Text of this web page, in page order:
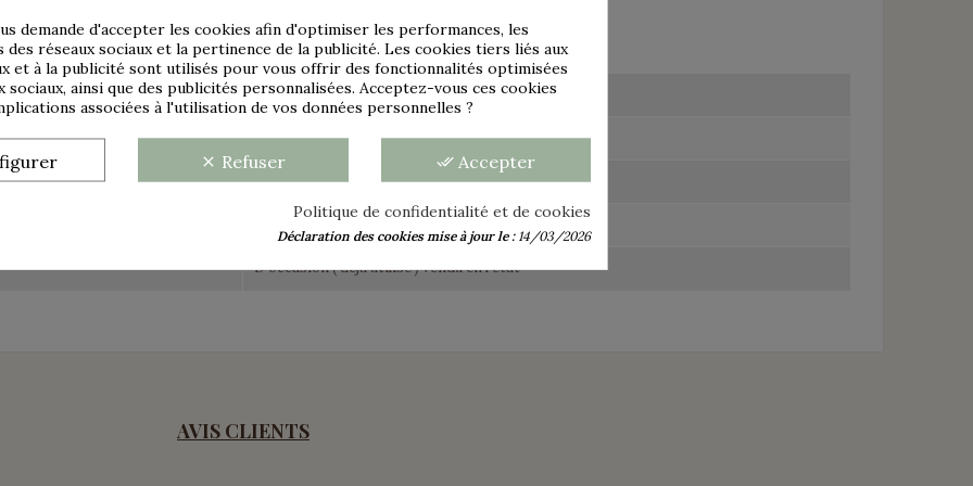
Faïence
25,5 cm
Ivoire
D'occasion ( déjà utilisé ) vendu en l'état
AVIS CLIENTS
demande d'accepter les cookies afin d'optimiser les performances, les
réseaux sociaux et la pertinence de la publicité. Les cookies tiers liés aux
et à la publicité sont utilisés pour vous offrir des fonctionnalités optimisées
sociaux, ainsi que des publicités personnalisées. Acceptez-vous ces cookies
associées à l'utilisation de vos données personnelles ?
clear Refuser done_all Accepter
Politique de confidentialité et de cookies
Déclaration des cookies mise à jour le :14/03/2026